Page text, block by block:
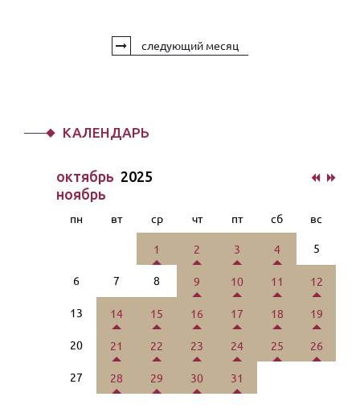
следующий месяц
КАЛЕНДАРЬ
октябрь 2025
ноябрь
пн вт ср чт пт сб вс
1 2 3 4 5
6 7 8 9 10 11 12
13 14 15 16 17 18 19
20 21 22 23 24 25 26
27 28 29 30 31